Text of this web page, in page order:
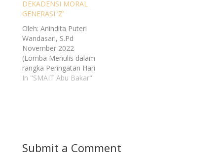
DEKADENSI MORAL
GENERASI ‘Z’
Oleh: Anindita Puteri
Wandasari, S.Pd
November 2022
(Lomba Menulis dalam
rangka Peringatan Hari
Guru) Latar Belakang
beberapa waktu yang
In "SMAIT Abu Bakar"
Submit a Comment